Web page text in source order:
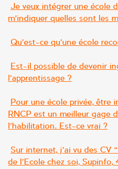
Je veux intégrer une école
m’indiquer quelles sont les
Qu’est-ce qu’une école
Est-il possible de devenir
l’apprentissage ?
Pour une école privée, être
RNCP est un meilleur gage
l’habilitation. Est-ce vrai ?
Sur internet, j’ai vu des CV
de l’Ecole chez soi, Supinfo,